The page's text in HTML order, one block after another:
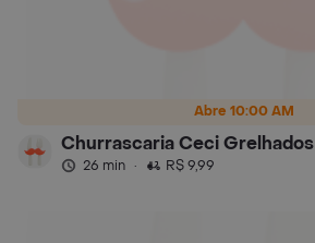
Abre 10:00 AM
Churrascaria Ceci Grelhados
26 min · R$ 9,99